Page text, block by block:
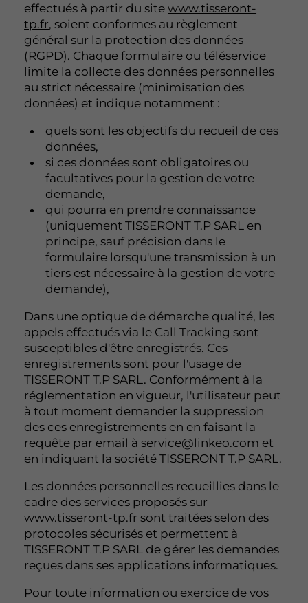
effectués à partir du sitewww.tisseront-
tp.fr, soient conformes au règlement
général sur la protection des données
(RGPD). Chaque formulaire ou téléservice
limite la collecte des données personnelles
au strict nécessaire (minimisation des
données) et indique notamment :
quels sont les objectifs du recueil de ces
données,
si ces données sont obligatoires ou
facultatives pour la gestion de votre
demande,
qui pourra en prendre connaissance
(uniquement TISSERONT T.P SARL en
principe, sauf précision dans le
formulaire lorsqu'une transmission à un
tiers est nécessaire à la gestion de votre
demande),
Dans une optique de démarche qualité, les
appels effectués via le Call Tracking sont
susceptibles d'être enregistrés. Ces
enregistrements sont pour l'usage de
TISSERONT T.P SARL. Conformément à la
réglementation en vigueur, l'utilisateur peut
à tout moment demander la suppression
des ces enregistrements en en faisant la
requête par email à service@linkeo.com et
en indiquant la société TISSERONT T.P SARL.
Les données personnelles recueillies dans le
cadre des services proposés sur
www.tisseront-tp.fr sont traitées selon des
protocoles sécurisés et permettent à
TISSERONT T.P SARL de gérer les demandes
reçues dans ses applications informatiques.
Pour toute information ou exercice de vos